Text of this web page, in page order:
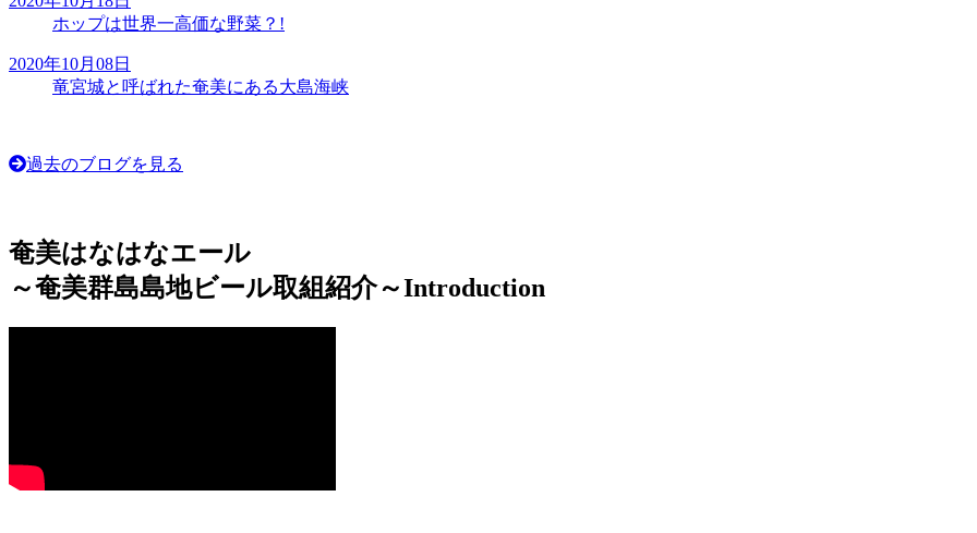
ホップは世界一高価な野菜？!
2020年10月08日
竜宮城と呼ばれた奄美にある大島海峡
過去のブログを見る
奄美はなはなエール
～奄美群島島地ビール取組紹介～Introduction